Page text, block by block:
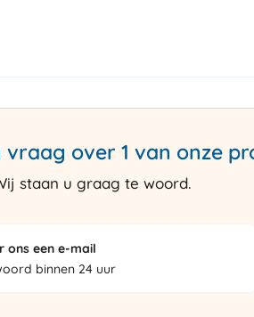
over 1 van onze
staan u graag te woord.
ons een e-mail
binnen 24 uur